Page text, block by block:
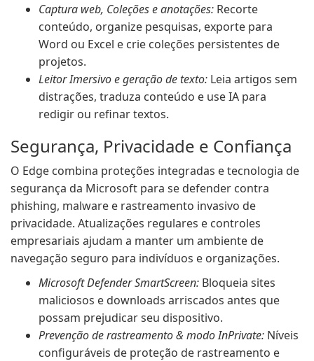
Captura web, Coleções e anotações: Recorte
conteúdo, organize pesquisas, exporte para
Word ou Excel e crie coleções persistentes de
projetos.
Leitor Imersivo e geração de texto: Leia artigos sem
distrações, traduza conteúdo e use IA para
redigir ou refinar textos.
Segurança, Privacidade e Confiança
O Edge combina proteções integradas e tecnologia de
segurança da Microsoft para se defender contra
phishing, malware e rastreamento invasivo de
privacidade. Atualizações regulares e controles
empresariais ajudam a manter um ambiente de
navegação seguro para indivíduos e organizações.
Microsoft Defender SmartScreen: Bloqueia sites
maliciosos e downloads arriscados antes que
possam prejudicar seu dispositivo.
Prevenção de rastreamento & modo InPrivate: Níveis
configuráveis de proteção de rastreamento e